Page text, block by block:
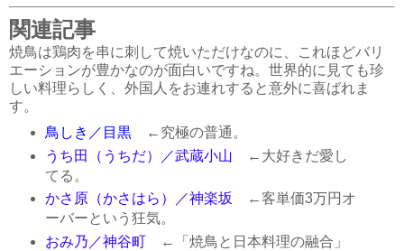
関連記事
焼鳥は鶏肉を串に刺して焼いただけなのに、これほどバリ
エーションが豊かなのが面白いですね。世界的に見ても珍
しい料理らしく、外国人をお連れすると意外に喜ばれま
す。
鳥しき／目黒←究極の普通。
うち田（うちだ）／武蔵小山 ←大好きだ愛し
てる。
かさ原（かさはら）／神楽坂 ←客単価3万円オ
ーバーという狂気。
おみ乃／神谷町←「焼鳥と日本料理の融合」